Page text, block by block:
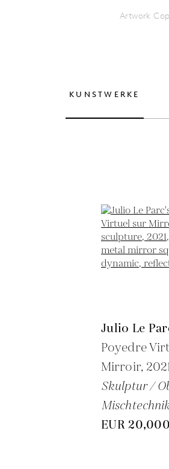
Artwork
KUNSTWERKE
Julio Le
Poyedre
Mirroir,
Skulptur /
EUR 20,000